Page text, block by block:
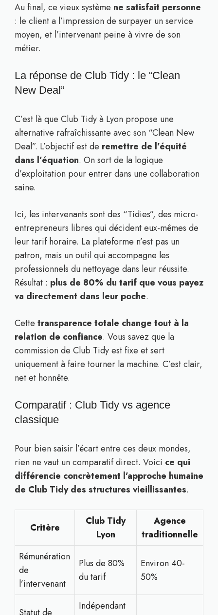
Au final, ce vieux système ne satisfait personne
: le client a l’impression de surpayer un service
moyen, et l’intervenant peine à vivre de son
métier.
La réponse de Club Tidy : le “Clean
New Deal”
C’est là que Club Tidy à Lyon propose une
alternative rafraîchissante avec son “Clean New
Deal”. L’objectif est de remettre de l’équité
dans l’équation. On sort de la logique
d’exploitation pour entrer dans une collaboration
saine.
Ici, les intervenants sont des “Tidies”, des micro-
entrepreneurs libres qui décident eux-mêmes de
leur tarif horaire. La plateforme n’est pas un
patron, mais un outil qui accompagne les
professionnels du nettoyage dans leur réussite.
Résultat : plus de 80% du tarif que vous payez
va directement dans leur poche.
Cette transparence totale change tout à la
relation de confiance. Vous savez que la
commission de Club Tidy est fixe et sert
uniquement à faire tourner la machine. C’est clair,
net et honnête.
Comparatif : Club Tidy vs agence
classique
Pour bien saisir l’écart entre ces deux mondes,
rien ne vaut un comparatif direct. Voici ce qui
différencie concrètement l’approche humaine
de Club Tidy des structures vieillissantes.
Critère
Club Tidy
Lyon
Agence
traditionnelle
Rémunération
de
l’intervenant
Plus de 80%
du tarif
Environ 40-
50%
Indépendant